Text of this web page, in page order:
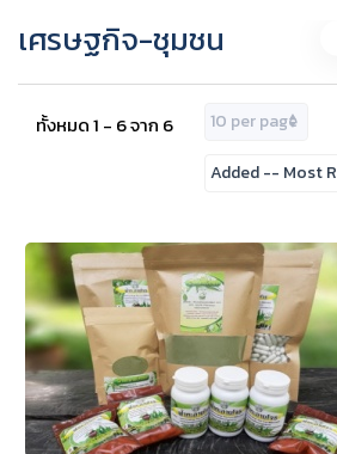
เศรษฐกิจ-ชุมชน
ทั้งหมด 1 - 6 จาก 6